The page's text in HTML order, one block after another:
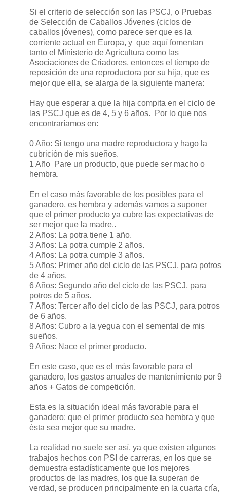
Si el criterio de selección son las PSCJ, o Pruebas
de Selección de Caballos Jóvenes (ciclos de
caballos jóvenes), como parece ser que es la
corriente actual en Europa, y que aquí fomentan
tanto el Ministerio de Agricultura como las
Asociaciones de Criadores, entonces el tiempo de
reposición de una reproductora por su hija, que es
mejor que ella, se alarga de la siguiente manera:
Hay que esperar a que la hija compita en el ciclo de
las PSCJ que es de 4, 5 y 6 años.
Por lo que nos
encontraríamos en:
0 Año: Si tengo una madre reproductora y hago la
cubrición de mis sueños.
1 Año Pare un producto, que puede ser macho o
hembra.
En el caso más favorable de los posibles para el
ganadero, es hembra y además vamos a suponer
que el primer producto ya cubre las expectativas de
ser mejor que la madre..
2 Años: La potra tiene 1 año.
3 Años: La potra cumple 2 años.
4 Años: La potra cumple 3 años.
5 Años: Primer año del ciclo de las PSCJ, para potros
de 4 años.
6 Años: Segundo año del ciclo de las PSCJ, para
potros de 5 años.
7 Años: Tercer año del ciclo de las PSCJ, para potros
de 6 años.
8 Años: Cubro a la yegua con el semental de mis
sueños.
9 Años: Nace el primer producto.
En este caso, que es el más favorable para el
ganadero, los gastos anuales de mantenimiento por 9
años + Gatos de competición.
Esta es la situación ideal más favorable para el
ganadero: que el primer producto sea hembra y que
ésta sea mejor que su madre.
La realidad no suele ser así, ya que existen algunos
trabajos hechos con PSI de carreras, en los que se
demuestra estadísticamente que los mejores
productos de las madres, los que la superan de
verdad, se producen principalmente en la cuarta cría,